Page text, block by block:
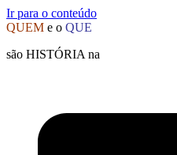
Ir para o conteúdo
QUEM e o QUE
são HISTÓRIA na